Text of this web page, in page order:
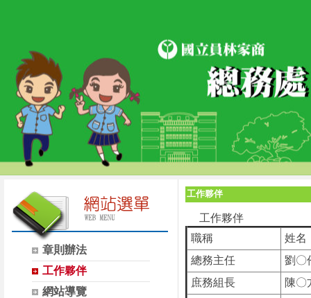
章則辦法
工作夥伴
網站導覽
工作夥伴
工作夥伴
職稱
姓名
總務主任
劉〇
庶務組長
陳〇